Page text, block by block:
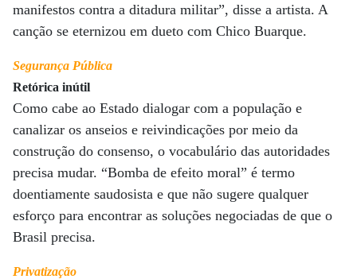
manifestos contra a ditadura militar”, disse a artista. A
canção se eternizou em dueto com Chico Buarque.
Segurança Pública
Retórica inútil
Como cabe ao Estado dialogar com a população e
canalizar os anseios e reivindicações por meio da
construção do consenso, o vocabulário das autoridades
precisa mudar. “Bomba de efeito moral” é termo
doentiamente saudosista e que não sugere qualquer
esforço para encontrar as soluções negociadas de que o
Brasil precisa.
Privatização